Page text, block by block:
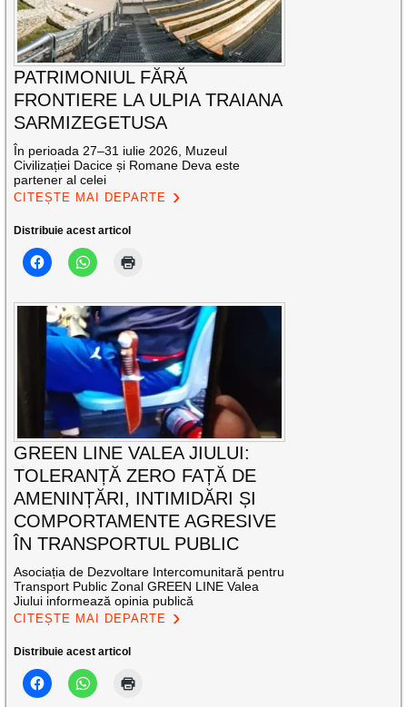
PATRIMONIUL FĂRĂ
FRONTIERE LA ULPIA TRAIANA
SARMIZEGETUSA
În perioada 27–31 iulie 2026, Muzeul
Civilizației Dacice și Romane Deva este
partener al celei
CITEȘTE MAI DEPARTE
Distribuie acest articol
GREEN LINE VALEA JIULUI:
TOLERANȚĂ ZERO FAȚĂ DE
AMENINȚĂRI, INTIMIDĂRI ȘI
COMPORTAMENTE AGRESIVE
ÎN TRANSPORTUL PUBLIC
Asociația de Dezvoltare Intercomunitară pentru
Transport Public Zonal GREEN LINE Valea
Jiului informează opinia publică
CITEȘTE MAI DEPARTE
Distribuie acest articol